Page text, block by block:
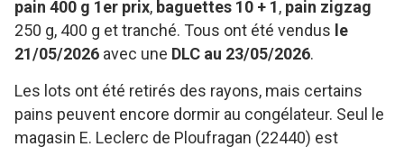
pain 400 g 1er prix, baguettes 10 + 1, pain zigzag
250 g, 400 g et tranché. Tous ont été vendus le
21/05/2026 avec une DLC au 23/05/2026.
Les lots ont été retirés des rayons, mais certains
pains peuvent encore dormir au congélateur. Seul le
magasin E. Leclerc de Ploufragan (22440) est